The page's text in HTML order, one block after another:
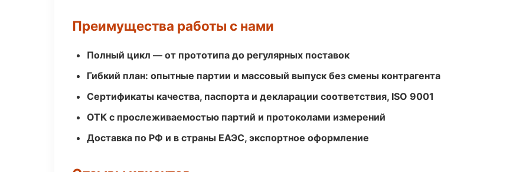
Преимущества работы с нами
Полный цикл — от прототипа до регулярных поставок
Гибкий план: опытные партии и массовый выпуск без смены контрагента
Сертификаты качества, паспорта и декларации соответствия, ISO 9001
ОТК с прослеживаемостью партий и протоколами измерений
Доставка по РФ и в страны ЕАЭС, экспортное оформление